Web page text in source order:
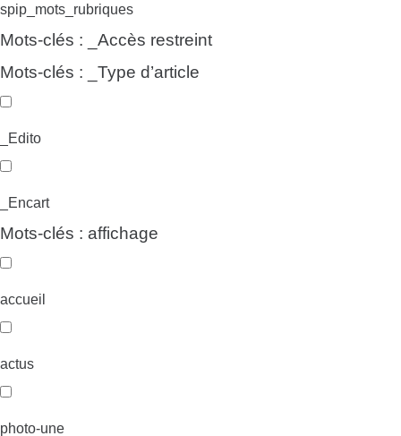
spip_mots_rubriques
Mots-clés : _Accès restreint
Mots-clés : _Type d’article
_Edito
_Encart
Mots-clés : affichage
accueil
actus
photo-une